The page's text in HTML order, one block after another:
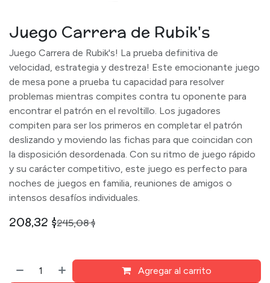
Juego Carrera de Rubik's
Juego Carrera de Rubik's! La prueba definitiva de
velocidad, estrategia y destreza! Este emocionante juego
de mesa pone a prueba tu capacidad para resolver
problemas mientras compites contra tu oponente para
encontrar el patrón en el revoltillo. Los jugadores
compiten para ser los primeros en completar el patrón
deslizando y moviendo las fichas para que coincidan con
la disposición desordenada. Con su ritmo de juego rápido
y su carácter competitivo, este juego es perfecto para
noches de juegos en familia, reuniones de amigos o
intensos desafíos individuales.
208,32 $245,08$
Agregar al carrito